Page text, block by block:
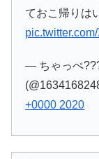
ておこ帰りは
— ちゃっぺ
+0000 2020